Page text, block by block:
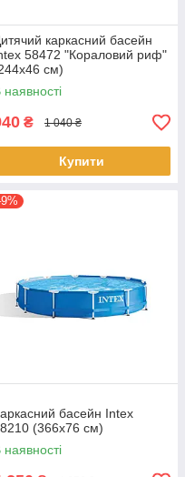
каркасний басейн
58472 "Кораловий риф"
см)
наявності
₴ 1 040 ₴
Купити
басейн Intex
(366x76 см)
наявності